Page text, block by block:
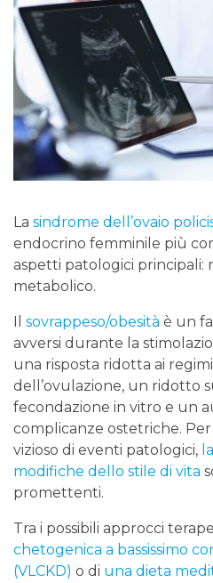
La sindrome dell’ovaio
endocrino femminile più
aspetti patologici principali:
metabolico.
Il sovrappeso/obesità è un
avversi durante la
una risposta ridotta ai
dell’ovulazione, un ridotto
fecondazione in vitro e un
complicanze ostetriche.
vizioso di eventi patologici,
modifiche dello stile di vita
promettenti.
Tra i possibili approcci
chetogenica a bassissimo
(VLCKD) o di una dieta